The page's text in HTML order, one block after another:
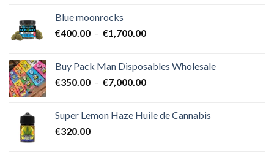
Blue moonrocks
€400.00 – €1,700.00Plage
€400.00
à
Buy Pack Man Disposables Wholesale
€350.00 – €7,000.00Plage
€350.00
Super Lemon Haze Huile de Cannabis
€320.00